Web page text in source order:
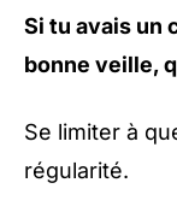
Si tu avais un
bonne veille,
Se limiter à
régularité.